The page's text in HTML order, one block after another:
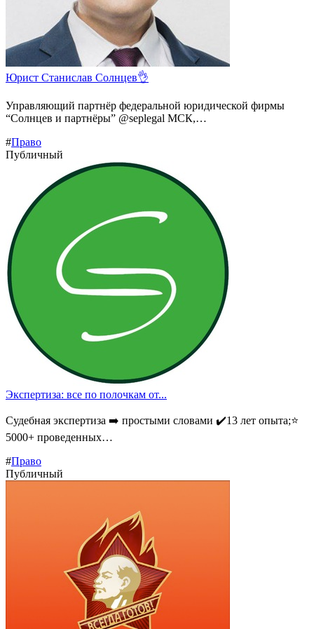
Юрист Станислав Солнцев👌
Управляющий партнёр федеральной юридической фирмы
“Солнцев и партнёры” @seplegal МСК,…
#Право
Публичный
Экспертиза: все по полочкам от...
Судебная экспертиза ➡️ простыми словами ✔️13 лет опыта;⭐
5000+ проведенных…
#Право
Публичный